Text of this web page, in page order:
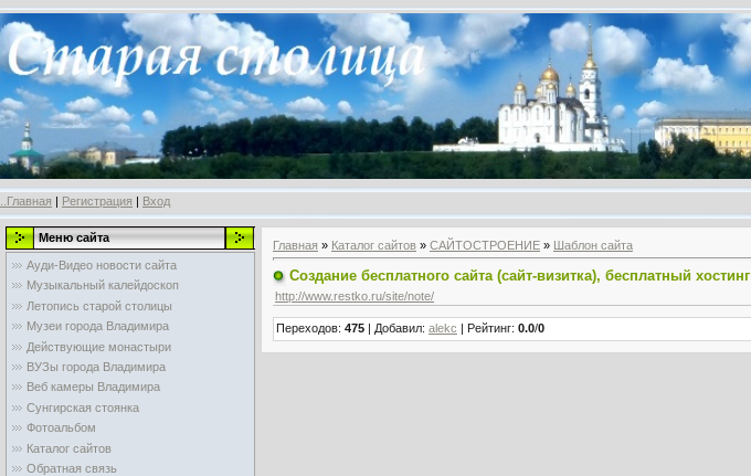
..Главная | Регистрация | Вход
Меню сайта
Ауди-Видео новости сайта
Музыкальный калейдоскоп
Летопись старой столицы
Музеи города Владимира
Действующие монастыри
ВУЗы города Владимира
Веб камеры Владимира
Сунгирская стоянка
Фотоальбом
Каталог сайтов
Обратная связь
Главная » Каталог сайтов » САЙТОСТРОЕНИЕ » Шаблон сайта
Создание бесплатного сайта (сайт-визитка), бесплатный хостинг
http://www.restko.ru/site/note/
Переходов: 475 | Добавил: alekc | Рейтинг: 0.0/0